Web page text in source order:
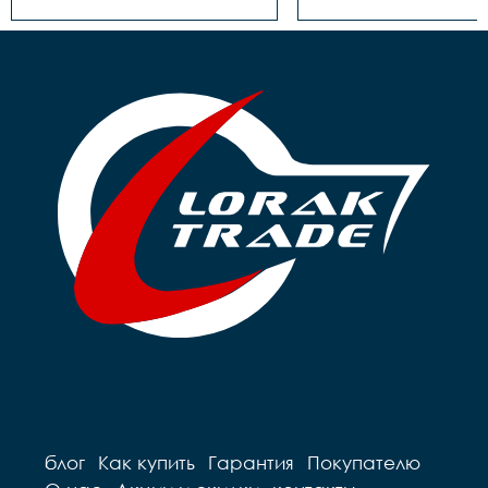
Трещотка/звёздочка/
кассета	- Звездочка,
Крылья	- Есть
Педали	- Пластик
Вес	- 10.7 кг
Втулка задняя	- Сталь,
под гайку
Педали	- Пластик
Вес	- 9.76 кг
блог Как купить Гарантия
Покупателю